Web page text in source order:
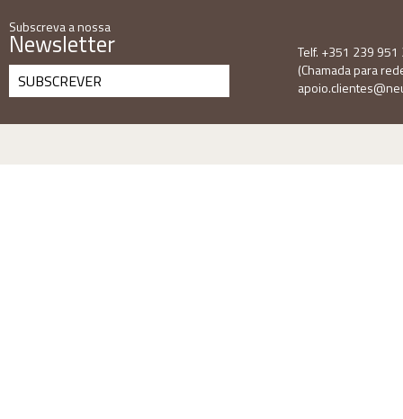
Subscreva a nossa
Newsletter
SUBSCREVER
Telf. +351 239
(Chamada para